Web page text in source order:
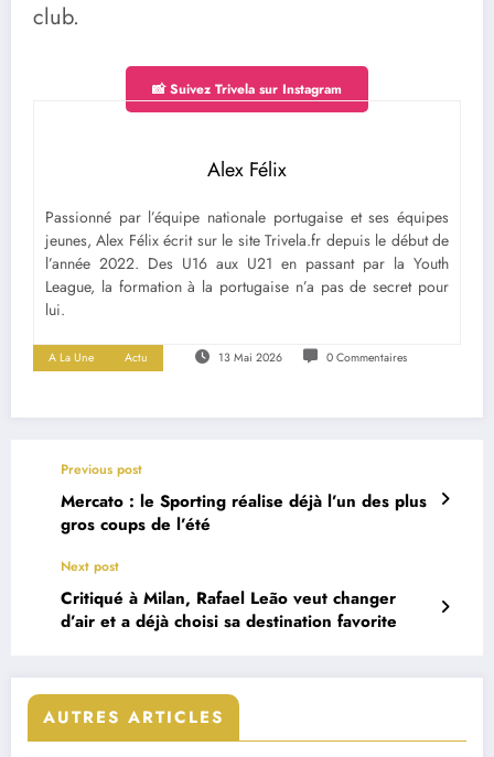
club.
📸 Suivez Trivela sur Instagram
Alex Félix
Passionné par l’équipe nationale portugaise et ses équipes
jeunes, Alex Félix écrit sur le site Trivela.fr depuis le début de
l’année 2022. Des U16 aux U21 en passant par la Youth
League, la formation à la portugaise n’a pas de secret pour
lui.
A La Une Actu 13 Mai 2026 0 Commentaires
Previous post
Mercato : le Sporting réalise déjà l’un des plus
gros coups de l’été
Next post
Critiqué à Milan, Rafael Leão veut changer
d’air et a déjà choisi sa destination favorite
AUTRES ARTICLES